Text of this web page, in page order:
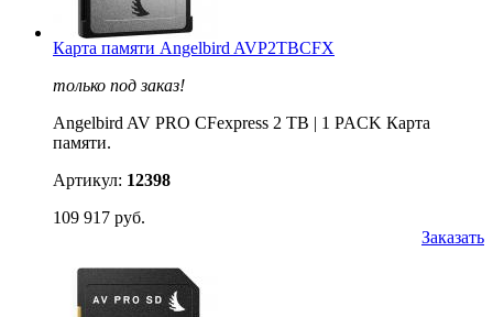
Карта памяти Angelbird AVP2TBCFX
только под заказ!
Angelbird AV PRO CFexpress 2 TB | 1 PACK Карта
памяти.
Артикул: 12398
109 917 руб.
Заказать